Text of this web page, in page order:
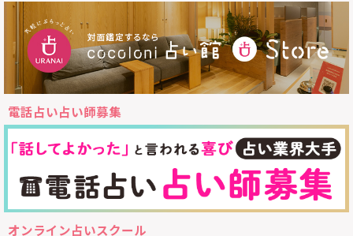
電話占い占い師募集
オンライン占いスクール